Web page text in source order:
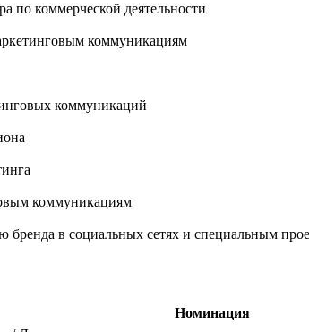
по коммерческой деятельности
коммуникациям
коммуникаций
коммуникациям
в социальных сетях и специальным
Номинация